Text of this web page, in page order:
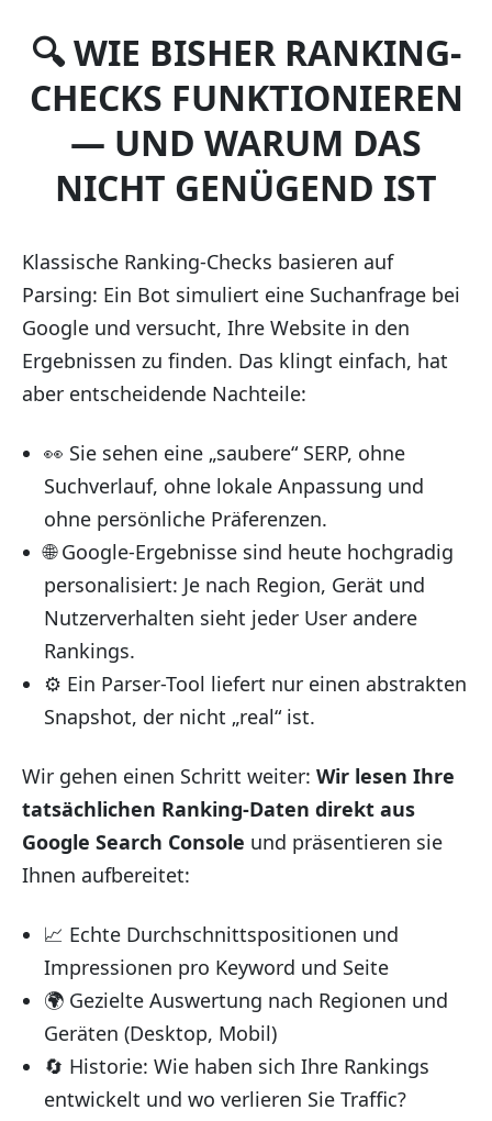
🔍 WIE BISHER RANKING-
CHECKS FUNKTIONIEREN
— UND WARUM DAS
NICHT GENÜGEND IST
Klassische Ranking-Checks basieren auf
Parsing: Ein Bot simuliert eine Suchanfrage bei
Google und versucht, Ihre Website in den
Ergebnissen zu finden. Das klingt einfach, hat
aber entscheidende Nachteile:
👀 Sie sehen eine „saubere“ SERP, ohne
Suchverlauf, ohne lokale Anpassung und
ohne persönliche Präferenzen.
🌐 Google-Ergebnisse sind heute hochgradig
personalisiert: Je nach Region, Gerät und
Nutzerverhalten sieht jeder User andere
Rankings.
⚙️ Ein Parser-Tool liefert nur einen abstrakten
Snapshot, der nicht „real“ ist.
Wir gehen einen Schritt weiter: Wir lesen Ihre
tatsächlichen Ranking-Daten direkt aus
Google Search Console und präsentieren sie
Ihnen aufbereitet:
📈 Echte Durchschnittspositionen und
Impressionen pro Keyword und Seite
🌍 Gezielte Auswertung nach Regionen und
Geräten (Desktop, Mobil)
🔄 Historie: Wie haben sich Ihre Rankings
entwickelt und wo verlieren Sie Traffic?